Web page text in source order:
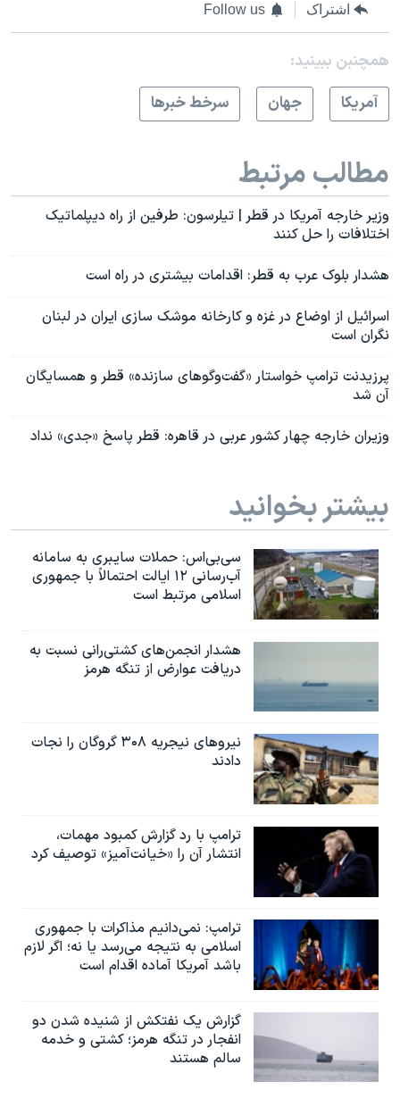
اشتراک Follow us
همچنبن ببینید:
آمريکا
جهان سرخط خبرها
مطالب مرتبط
وزیر خارجه آمریکا در قطر | تیلرسون: طرفین از راه دیپلماتیک
اختلافات را حل کنند
هشدار بلوک عرب به قطر: اقدامات بیشتری در راه است
اسرائیل از اوضاع در غزه و کارخانه موشک سازی ایران در لبنان
نگران است
پرزیدنت ترامپ خواستار «گفت‌وگوهای سازنده» قطر و همسایگان
آن شد
وزیران خارجه چهار کشور عربی در قاهره: قطر پاسخ «جدی» نداد
بیشتر بخوانید
سی‌بی‌اس: حملات سایبری به سامانه
آب‌رسانی ۱۲ ایالت احتمالاً با جمهوری
اسلامی مرتبط است
هشدار انجمن‌های کشتی‌رانی نسبت به
دریافت عوارض از تنگه هرمز
نیروهای نیجریه‌ ۳۰۸ گروگان را نجات
دادند
ترامپ با رد گزارش کمبود مهمات،
انتشار آن را «خیانت‌آمیز» توصیف کرد
ترامپ: نمی‌دانیم مذاکرات با جمهوری
اسلامی به نتیجه می‌رسد یا نه؛ اگر لازم
باشد آمریکا آماده اقدام است
گزارش یک نفتکش از شنیده شدن دو
انفجار در تنگه هرمز؛ کشتی و خدمه
سالم هستند